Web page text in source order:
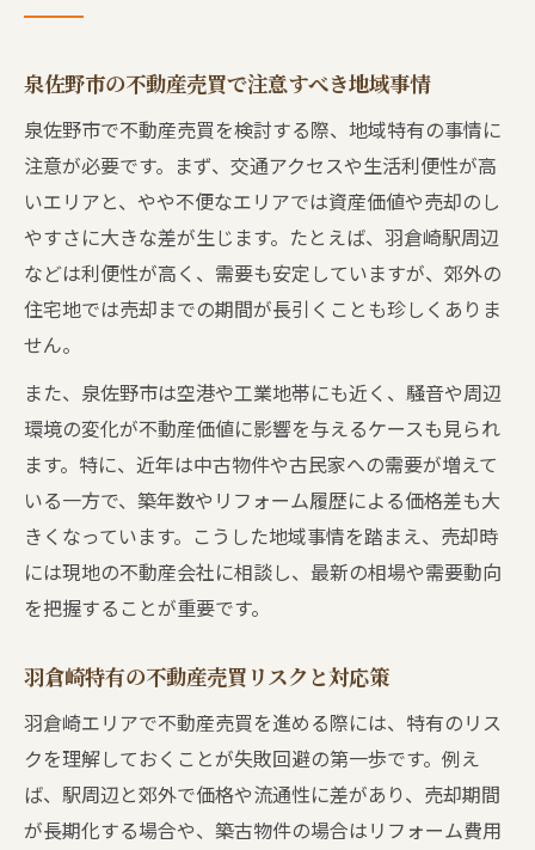
泉佐野市の不動産売買で注意すべき地域事情
泉佐野市で不動産売買を検討する際、地域特有の事情に
注意が必要です。まず、交通アクセスや生活利便性が高
いエリアと、やや不便なエリアでは資産価値や売却のし
やすさに大きな差が生じます。たとえば、羽倉崎駅周辺
などは利便性が高く、需要も安定していますが、郊外の
住宅地では売却までの期間が長引くことも珍しくありま
せん。
また、泉佐野市は空港や工業地帯にも近く、騒音や周辺
環境の変化が不動産価値に影響を与えるケースも見られ
ます。特に、近年は中古物件や古民家への需要が増えて
いる一方で、築年数やリフォーム履歴による価格差も大
きくなっています。こうした地域事情を踏まえ、売却時
には現地の不動産会社に相談し、最新の相場や需要動向
を把握することが重要です。
羽倉崎特有の不動産売買リスクと対応策
羽倉崎エリアで不動産売買を進める際には、特有のリス
クを理解しておくことが失敗回避の第一歩です。例え
ば、駅周辺と郊外で価格や流通性に差があり、売却期間
が長期化する場合や、築古物件の場合はリフォーム費用